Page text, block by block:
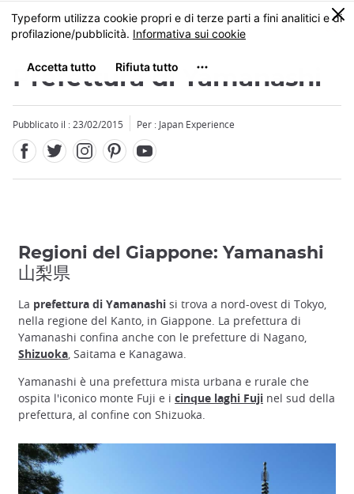
Skip
to
content
MENU
0
Prefettura di Yamanashi
Pubblicato il : 23/02/2015 Per : Japan Experience
Regioni del Giappone: Yamanashi
山梨県
La prefettura di Yamanashi si trova a nord-ovest di Tokyo,
nella regione del Kanto, in Giappone. La prefettura di
Yamanashi confina anche con le prefetture di Nagano,
Shizuoka, Saitama e Kanagawa.
Yamanashi è una prefettura mista urbana e rurale che
ospita l'iconico monte Fuji e i cinque laghi Fuji nel sud della
prefettura, al confine con Shizuoka.